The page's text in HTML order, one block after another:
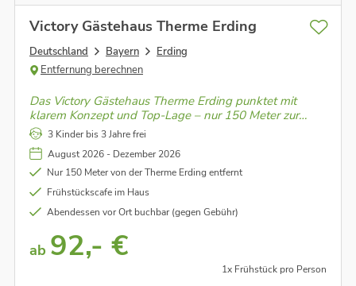
Victory Gästehaus Therme Erding
Deutschland Bayern
Erding
Entfernung berechnen
Das Victory Gästehaus Therme Erding punktet mit
klarem Konzept und Top-Lage – nur 150 Meter zur
größten Therme der Welt mit Palmen, Thermalwasser
und 365 Tagen Sommerfeeling!
3 Kinder bis 3 Jahre frei
August 2026 - Dezember 2026
Nur 150 Meter von der Therme Erding entfernt
Frühstückscafe im Haus
Abendessen vor Ort buchbar (gegen Gebühr)
ab 92,- €
1x Frühstück pro Person